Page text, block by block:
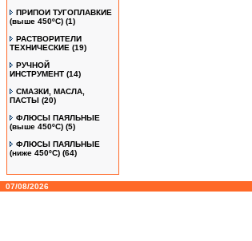
ПРИПОИ ТУГОПЛАВКИЕ
(выше 450ºС) (1)
РАСТВОРИТЕЛИ
ТЕХНИЧЕСКИЕ (19)
РУЧНОЙ
ИНСТРУМЕНТ (14)
СМАЗКИ, МАСЛА,
ПАСТЫ (20)
ФЛЮСЫ ПАЯЛЬНЫЕ
(выше 450ºC) (5)
ФЛЮСЫ ПАЯЛЬНЫЕ
(ниже 450ºC) (64)
07/08/2026